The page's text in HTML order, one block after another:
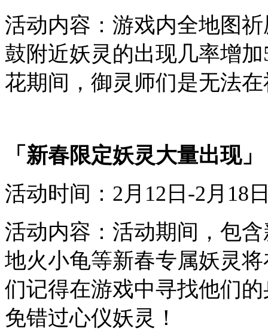
活动内容： 游戏内全地图
鼓附近妖灵的出现几率增加
花期间，御灵师们是无法
「 新春限定妖灵大量出现」
活动时间： 2 月 12 日-2 月 18
活动内容： 活动期间， 包含
地火小龟等新春专属妖灵
们记得在游戏中寻找他们
免错过心仪妖灵！